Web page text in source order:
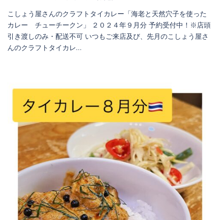
こしょう屋さんのクラフトタイカレー「海老と天然穴子を使った
カレー チューチークン」 ２０２４年９月分 予約受付中！※店頭
引き渡しのみ・配送不可 いつもご来店及び、先月のこしょう屋さ
んのクラフトタイカレ…